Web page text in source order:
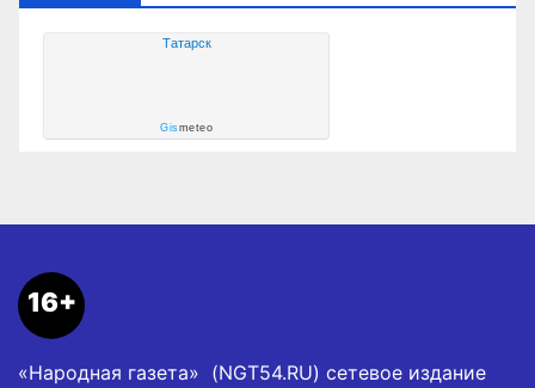
Татарск
Gismeteo
16+
«Народная газета» (NGT54.RU) сетевое издание